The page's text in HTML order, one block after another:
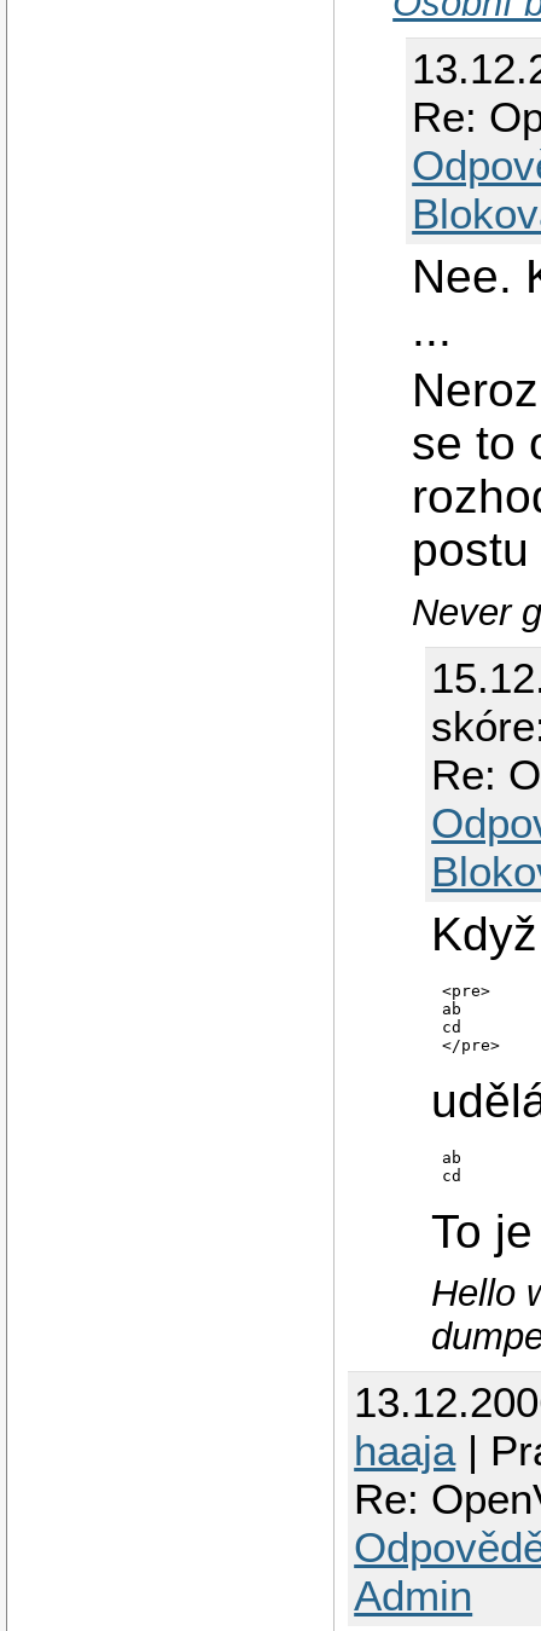
Re:
Nee.
...
se to
postu
Never
Re:
<pre>
ab
cd
</pre>
ab
To
Hello
haaja|
Re:
Admin